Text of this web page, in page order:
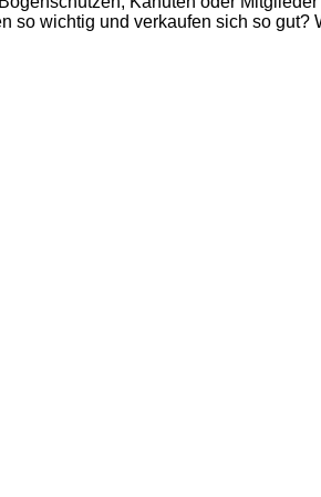
so wichtig und verkaufen sich so gut?